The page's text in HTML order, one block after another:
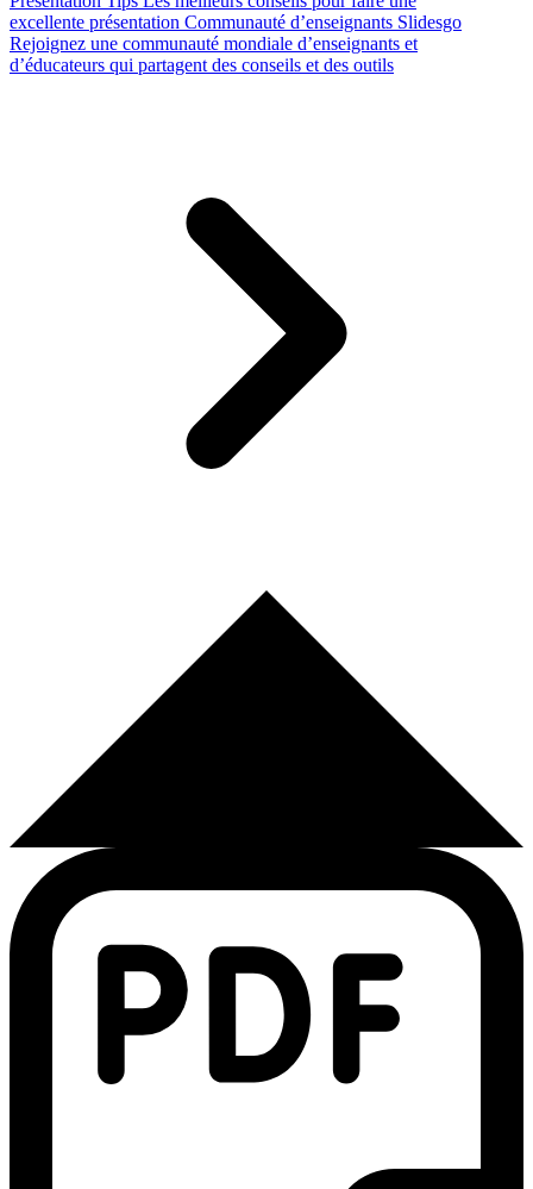
excellente présentation Communauté d’enseignants Slidesgo
Rejoignez une communauté mondiale d’enseignants et
d’éducateurs qui partagent des conseils et des outils